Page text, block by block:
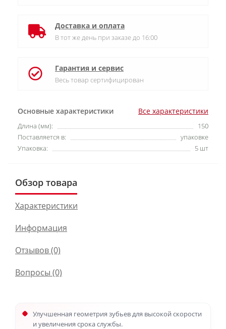
Основные характеристики Все характеристики
Длина (мм):
150
Поставляется в:
упаковке
Упаковка:
5 шт
Доставка и оплата
В тот же день при заказе до 16:00
Гарантия и сервис
Весь товар сертифицирован
Обзор товара
Характеристики
Информация
Отзывов (0)
Вопросы (0)
Улучшенная геометрия зубьев для высокой скорости
и увеличения срока службы.